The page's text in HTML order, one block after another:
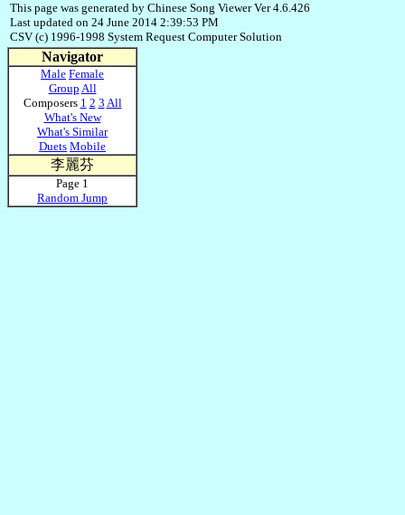
This page was generated by Chinese Song Viewer Ver 4.6.426
Last updated on 24 June 2014 2:39:53 PM
CSV (c) 1996-1998 System Request Computer Solution
Navigator
Male Female
Group All
Composers 1 2 3 All
What's New
What's Similar
Duets Mobile
李麗芬
Page 1
Random Jump